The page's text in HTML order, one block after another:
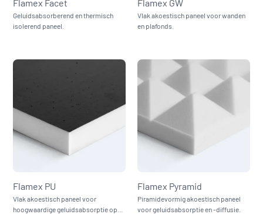
Flamex Facet
Geluidsabsorberend en thermisch
isolerend paneel.
Flamex GW
Vlak akoestisch paneel voor wanden
en plafonds.
Flamex PU
Vlak akoestisch paneel voor
hoogwaardige geluidsabsorptie op
Flamex Pyramid
Piramidevormig akoestisch paneel
voor geluidsabsorptie en -diffusie.